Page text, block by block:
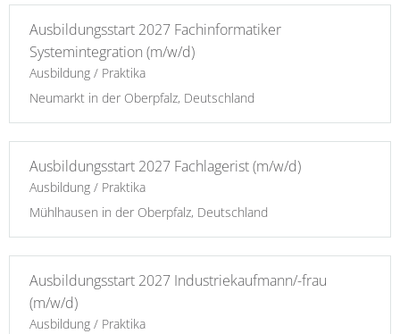
Ausbildungsstart 2027 Fachinformatiker
Systemintegration (m/w/d)
Ausbildung / Praktika
Neumarkt in der Oberpfalz, Deutschland
Ausbildungsstart 2027 Fachlagerist (m/w/d)
Ausbildung / Praktika
Mühlhausen in der Oberpfalz, Deutschland
Ausbildungsstart 2027 Industriekaufmann/-frau
(m/w/d)
Ausbildung / Praktika